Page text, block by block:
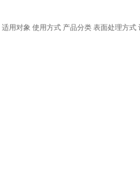
适用对象 使用方式 产品分类 表面处理方式